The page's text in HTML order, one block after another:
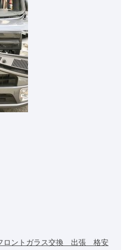
ントガラス交換 出張 格安